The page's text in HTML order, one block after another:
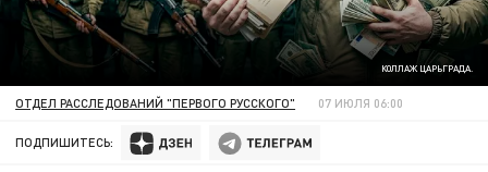
КОЛЛАЖ ЦАРЬГРАДА.
ОТДЕЛ РАССЛЕДОВАНИЙ "ПЕРВОГО РУССКОГО" 07 ИЮЛЯ 06:00
ПОДПИШИТЕСЬ: